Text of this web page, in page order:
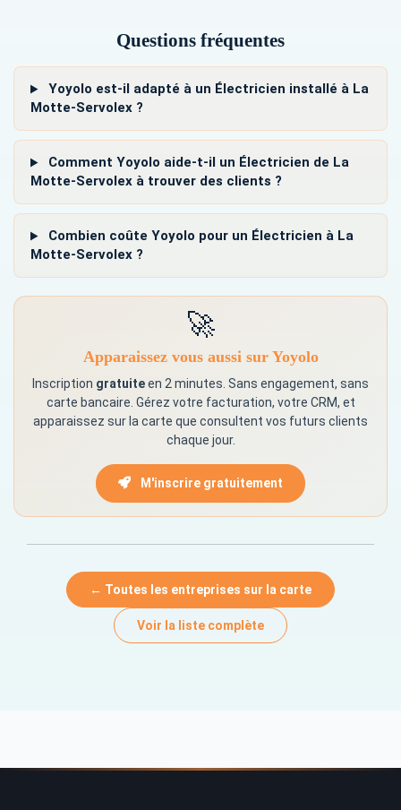
Questions fréquentes
Yoyolo est-il adapté à un Électricien installé à La
Motte-Servolex ?
Comment Yoyolo aide-t-il un Électricien de La
Motte-Servolex à trouver des clients ?
Combien coûte Yoyolo pour un Électricien à La
Motte-Servolex ?
🚀
Apparaissez vous aussi sur Yoyolo
Inscription gratuiteen 2 minutes. Sans engagement, sans
carte bancaire. Gérez votre facturation, votre CRM, et
apparaissez sur la carte que consultent vos futurs clients
chaque jour.
M'inscrire gratuitement
← Toutes les entreprises sur la carte
Voir la liste complète